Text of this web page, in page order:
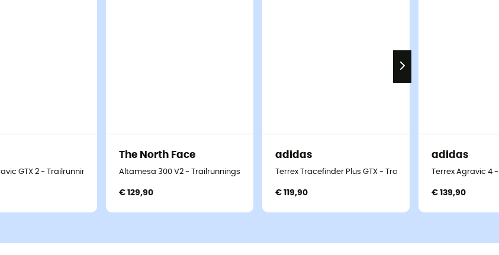
GTX 2 - Trailrunningschoenen - Heren
The North Face
Altamesa 300 V2 - Trailrunningschoenen - Heren
€ 129,90
adidas
Terrex Tracefinder Plus GTX - Trailrunningschoenen - Heren
€ 119,90
adidas
Terrex Agravic 4
€ 139,90